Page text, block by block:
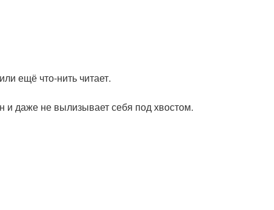
ещё что-нить читает.
и даже не вылизывает себя под хвостом.